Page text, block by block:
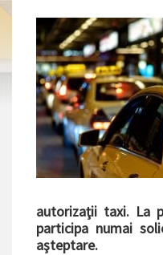
autorizaţii taxi. La
participa numai
aşteptare.